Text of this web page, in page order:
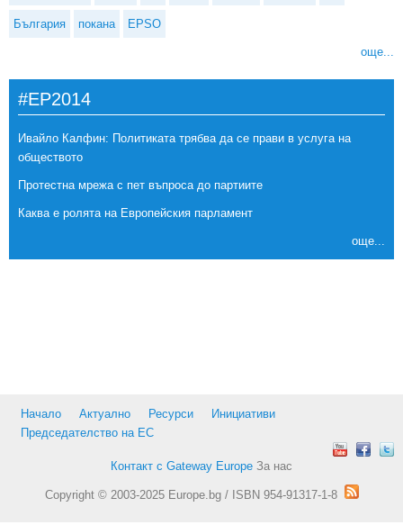
България покана EPSO
още...
#EP2014
Ивайло Калфин: Политиката трябва да се прави в услуга на
обществото
Протестна мрежа с пет въпроса до партиите
Каква е ролята на Европейския парламент
още...
Начало Актуално Ресурси
Инициативи
Председателство на ЕС
Контакт с Gateway Europe За нас
Copyright © 2003-2025 Europe.bg / ISBN 954-91317-1-8